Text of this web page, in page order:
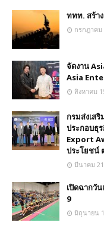
ททท. สร้า
กรกฎาคม
จัดงาน
Asia
สิงหาคม
กรมส่งเสริ
ประกอบธุ
Export
ประโยชน์
มีนาคม
เปิดฉากวั
9
มิถุนายน